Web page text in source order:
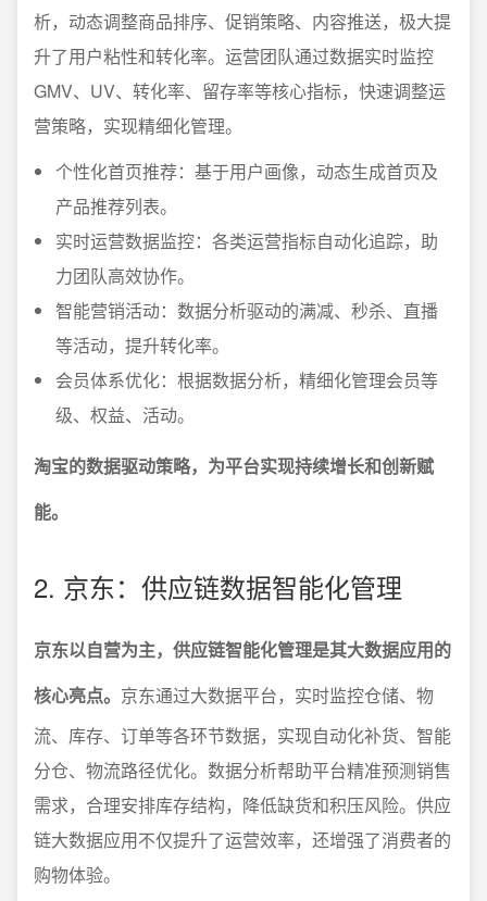
析，动态调整商品排序、促销策略、内容推送，极大提
升了用户粘性和转化率。运营团队通过数据实时监控
GMV、UV、转化率、留存率等核心指标，快速调整运
营策略，实现精细化管理。
个性化首页推荐：基于用户画像，动态生成首页及
产品推荐列表。
实时运营数据监控：各类运营指标自动化追踪，助
力团队高效协作。
智能营销活动：数据分析驱动的满减、秒杀、直播
等活动，提升转化率。
会员体系优化：根据数据分析，精细化管理会员等
级、权益、活动。
淘宝的数据驱动策略，为平台实现持续增长和创新赋
能。
2. 京东：供应链数据智能化管理
京东以自营为主，供应链智能化管理是其大数据应用的
核心亮点。 京东通过大数据平台，实时监控仓储、物
流、库存、订单等各环节数据，实现自动化补货、智能
分仓、物流路径优化。数据分析帮助平台精准预测销售
需求，合理安排库存结构，降低缺货和积压风险。供应
链大数据应用不仅提升了运营效率，还增强了消费者的
购物体验。